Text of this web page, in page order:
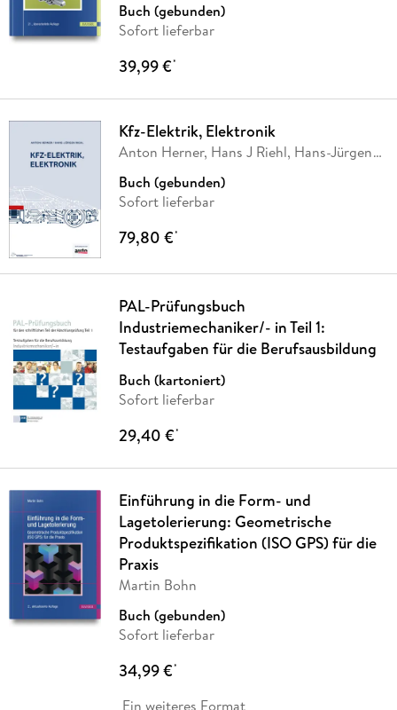
Buch (gebunden)
Sofort lieferbar
39,99 €*
Kfz-Elektrik, Elektronik
Anton Herner, Hans J Riehl, Hans-Jürgen
Buch (gebunden)
Sofort lieferbar
79,80 €*
PAL-Prüfungsbuch
Industriemechaniker/- in Teil 1:
Testaufgaben für die Berufsausbildung
Buch (kartoniert)
Sofort lieferbar
29,40 €*
Einführung in die Form- und
Lagetolerierung: Geometrische
Produktspezifikation (ISO GPS) für die
Praxis
Martin Bohn
Buch (gebunden)
Sofort lieferbar
34,99 €*
Ein weiteres Format